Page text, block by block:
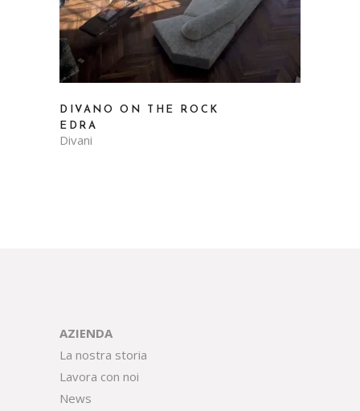
DIVANO ON THE ROCK
EDRA
Divani
AZIENDA
La nostra storia
Lavora con noi
News